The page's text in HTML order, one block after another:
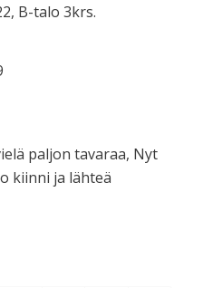
B-talo 3krs.
paljon tavaraa, Nyt
kiinni ja lähteä